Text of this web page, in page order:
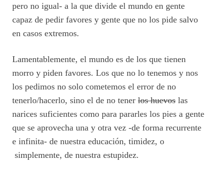
pero no igual- a la que divide el mundo en gente
capaz de pedir favores y gente que no los pide salvo
en casos extremos.
Lamentablemente, el mundo es de los que tienen
morro y piden favores. Los que no lo tenemos y nos
los pedimos no solo cometemos el error de no
tenerlo/hacerlo, sino el de no tener los huevos las
narices suficientes como para pararles los pies a gente
que se aprovecha una y otra vez -de forma recurrente
e infinita- de nuestra educación, timidez, o
simplemente, de nuestra estupidez.